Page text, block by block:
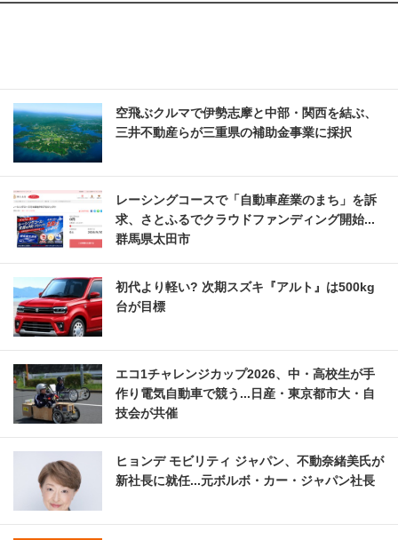
空飛ぶクルマで伊勢志摩と中部・関西を結ぶ、
三井不動産らが三重県の補助金事業に採択
レーシングコースで「自動車産業のまち」を訴
求、さとふるでクラウドファンディング開始...
群馬県太田市
初代より軽い? 次期スズキ『アルト』は500kg
台が目標
エコ1チャレンジカップ2026、中・高校生が手
作り電気自動車で競う...日産・東京都市大・自
技会が共催
ヒョンデ モビリティ ジャパン、不動奈緒美氏が
新社長に就任...元ボルボ・カー・ジャパン社長